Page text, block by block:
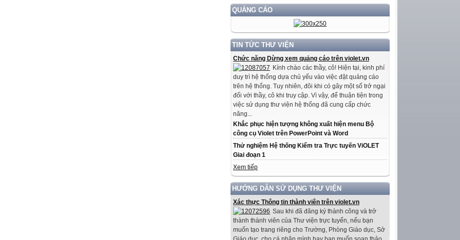
QUẢNG CÁO
TIN TỨC THƯ VIỆN
Chức năng Dừng xem quảng cáo trên violet.vn
Kính chào các thầy, cô! Hiện tại, kinh phí
duy trì hệ thống dựa chủ yếu vào việc đặt quảng cáo
trên hệ thống. Tuy nhiên, đôi khi có gây một số trở ngại
đối với thầy, cô khi truy cập. Vì vậy, để thuận tiện trong
việc sử dụng thư viện hệ thống đã cung cấp chức
năng...
Khắc phục hiện tượng không xuất hiện menu Bộ
công cụ Violet trên PowerPoint và Word
Thử nghiệm Hệ thống Kiểm tra Trực tuyến ViOLET
Giai đoạn 1
Xem tiếp
HƯỚNG DẪN SỬ DỤNG THƯ VIỆN
Xác thực Thông tin thành viên trên violet.vn
Sau khi đã đăng ký thành công và trở
thành thành viên của Thư viện trực tuyến, nếu bạn
muốn tạo trang riêng cho Trường, Phòng Giáo dục, Sở